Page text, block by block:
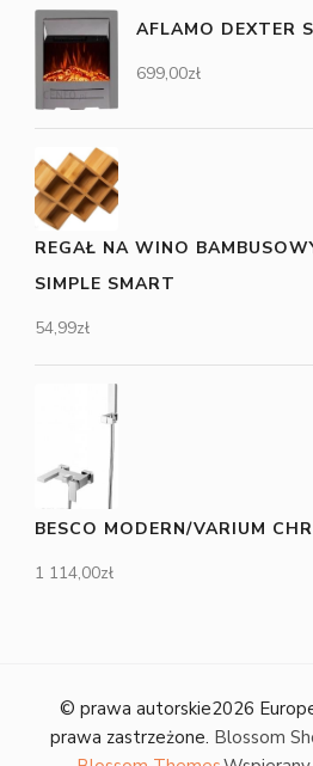
AFLAMO DEXTER
699,00zł
REGAŁ NA WINO
SIMPLE SMART
54,99zł
BESCO MODERN/VARIUM
1 114,00zł
© prawa autorskie2026
prawa zastrzeżone. Blossom